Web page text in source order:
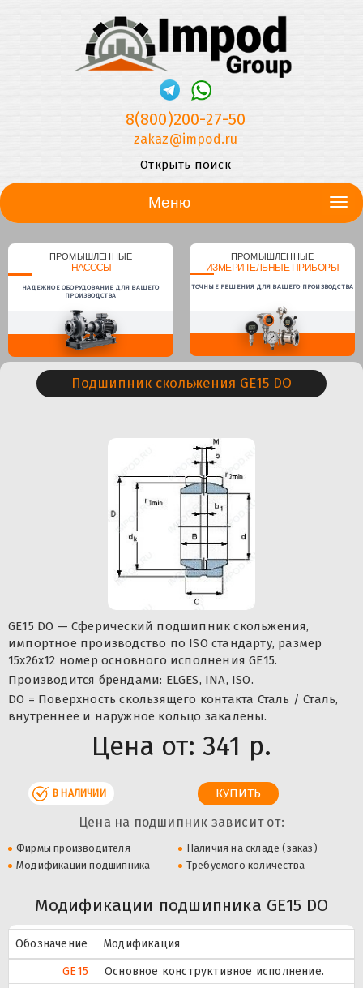
8(800)200-27-50
zakaz@impod.ru
Открыть поиск
Меню
ПРОМЫШЛЕННЫЕ
НАСОСЫ
НАДЕЖНОЕ ОБОРУДОВАНИЕ ДЛЯ ВАШЕГО
ПРОИЗВОДСТВА
ПРОМЫШЛЕННЫЕ
ИЗМЕРИТЕЛЬНЫЕ ПРИБОРЫ
ТОЧНЫЕ РЕШЕНИЯ ДЛЯ ВАШЕГО ПРОИЗВОДСТВА
Подшипник скольжения GE15 DO
GE15 DO — Сферический подшипник скольжения,
импортное производство по ISO стандарту, размер
15x26x12 номер основного исполнения GE15.
Производится брендами: ELGES, INA, ISO.
DO = Поверхность скользящего контакта Сталь / Сталь,
внутреннее и наружное кольцо закалены.
Цена от: 341 р.
В НАЛИЧИИ
Цена на подшипник зависит от:
Фирмы производителя
Наличия на складе (заказ)
Модификации подшипника
Требуемого количества
Модификации подшипника GE15 DO
Обозначение
Модификация
GE15
Основное конструктивное исполнение.